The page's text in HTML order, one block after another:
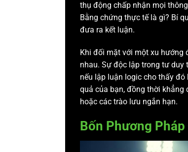
thụ động chấp nhận mọi
Bằng chứng thực tế là gì? Bí
đưa ra kết luận.
Khi đối mặt với một xu hướng
nhau. Sự độc lập trong tư
nếu lập luận logic cho thấy
quả của bạn, đồng thời
hoặc các trào lưu ngắn hạn.
Bốn Phương Pháp